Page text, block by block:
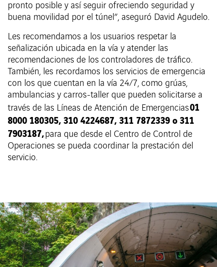
pronto posible y así seguir ofreciendo seguridad y
buena movilidad por el túnel”, aseguró David Agudelo.
Les recomendamos a los usuarios respetar la
señalización ubicada en la vía y atender las
recomendaciones de los controladores de tráfico.
También, les recordamos los servicios de emergencia
con los que cuentan en la vía 24/7, como grúas,
ambulancias y carros-taller que pueden solicitarse a
través de las Líneas de Atención de Emergencias01
8000 180305, 310 4224687, 311 7872339 o 311
7903187,para que desde el Centro de Control de
Operaciones se pueda coordinar la prestación del
servicio.